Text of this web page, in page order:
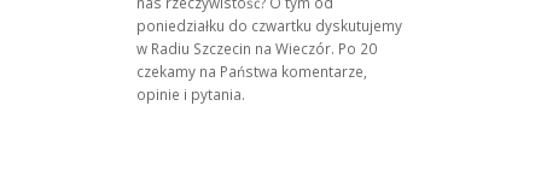
poniedziałku do czwartku dyskutujemy
w Radiu Szczecin na Wieczór. Po 20
czekamy na Państwa komentarze,
opinie i pytania.